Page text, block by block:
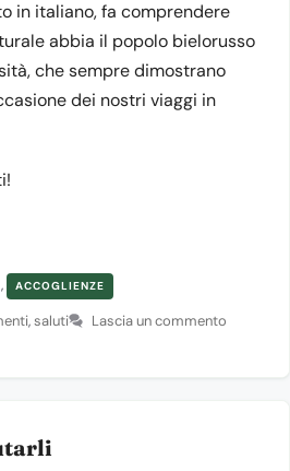
in italiano, fa comprendere
abbia il popolo bielorusso
che sempre dimostrano
dei nostri viaggi in
, ACCOGLIENZE
,saluti Lascia un commento